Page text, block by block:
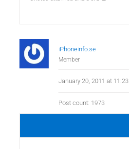
iPhoneinfo.se
Member
January 20, 2011 at 11:23
Post count: 1973